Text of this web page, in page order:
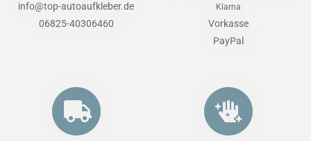
info@top-autoaufkleber.de
06825-40306460
Klarna
Vorkasse
PayPal